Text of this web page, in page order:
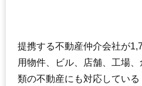
提携する不動産仲介会社が
用物件、ビル、店舗、工場
類の不動産にも対応してい